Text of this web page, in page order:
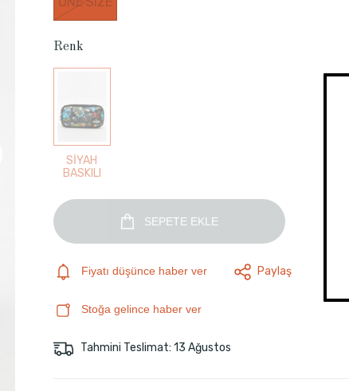
Renk
SİYAH
BASKILI
SEPETE EKLE
Fiyatı düşünce haber ver Paylaş
Stoğa gelince haber ver
Tahmini Teslimat: 13 Ağustos